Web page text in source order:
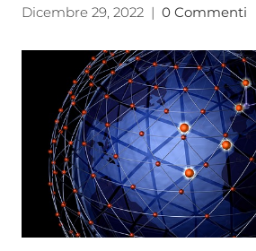
Dicembre 29, 2022| 0 Commenti